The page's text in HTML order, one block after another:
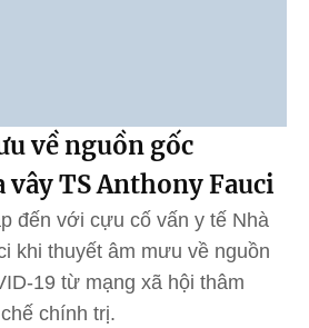
về nguồn gốc
vây TS Anthony Fauci
đến với cựu cố vấn y tế Nhà
khi thuyết âm mưu về nguồn
19 từ mạng xã hội thâm
chính trị.